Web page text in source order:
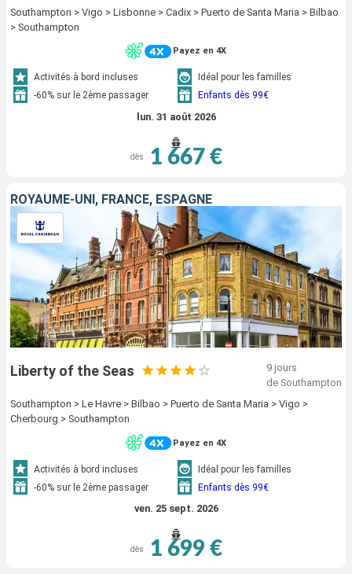
Southampton > Vigo > Lisbonne > Cadix > Puerto de Santa Maria > Bilbao
> Southampton
Payez en 4X
Activités à bord incluses
Idéal pour les familles
-60% sur le 2ème passager
Enfants dès 99€
lun. 31 août 2026
dès 1 667 €
ROYAUME-UNI, FRANCE, ESPAGNE
Liberty of the Seas
9 jours
de Southampton
Southampton > Le Havre > Bilbao > Puerto de Santa Maria > Vigo >
Cherbourg > Southampton
Payez en 4X
Activités à bord incluses
Idéal pour les familles
-60% sur le 2ème passager
Enfants dès 99€
ven. 25 sept. 2026
dès 1 699 €